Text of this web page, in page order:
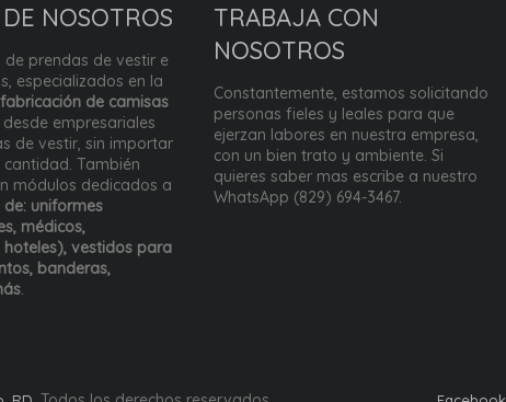
NOSOTROS
de prendas de vestir e
especializados en la
de camisas
empresariales
de vestir, sin importar
También
módulos dedicados a
uniformes
médicos,
hoteles), vestidos para
banderas,
.
TRABAJA CON
NOSOTROS
Constantemente, estamos solicitando
personas fieles y leales para que
ejerzan labores en nuestra empresa,
con un bien trato y ambiente. Si
quieres saber mas escribe a nuestro
WhatsApp (829) 694-3467.